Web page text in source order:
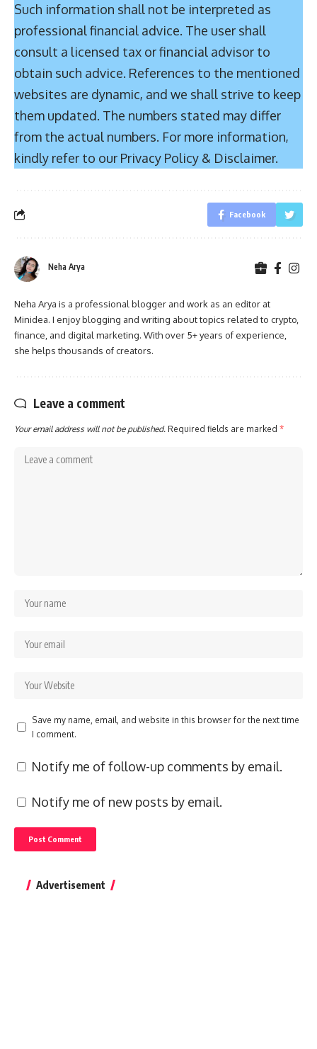
Such information shall not be interpreted as
professional financial advice. The user shall
consult a licensed tax or financial advisor to
obtain such advice. References to the mentioned
websites are dynamic, and we shall strive to keep
them updated. The numbers stated may differ
from the actual numbers. For more information,
kindly refer to our Privacy Policy & Disclaimer.
Facebook
Neha Arya
Neha Arya is a professional blogger and work as an editor at
Minidea. I enjoy blogging and writing about topics related to crypto,
finance, and digital marketing. With over 5+ years of experience,
she helps thousands of creators.
Leave a comment
Your email address will not be published. Required fields are marked *
Save my name, email, and website in this browser for the next time
I comment.
Notify me of follow-up comments by email.
Notify me of new posts by email.
Advertisement